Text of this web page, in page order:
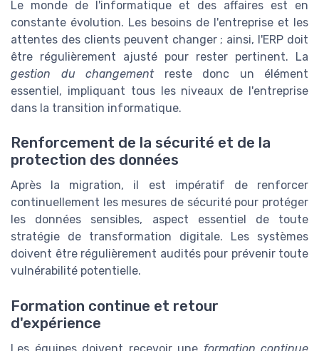
Le monde de l'informatique et des affaires est en
constante évolution. Les besoins de l'entreprise et les
attentes des clients peuvent changer ; ainsi, l'ERP doit
être régulièrement ajusté pour rester pertinent. La
gestion du changementreste donc un élément
essentiel, impliquant tous les niveaux de l'entreprise
dans la transition informatique.
Renforcement de la sécurité et de la
protection des données
Après la migration, il est impératif de renforcer
continuellement les mesures de sécurité pour protéger
les données sensibles, aspect essentiel de toute
stratégie de transformation digitale. Les systèmes
doivent être régulièrement audités pour prévenir toute
vulnérabilité potentielle.
Formation continue et retour
d'expérience